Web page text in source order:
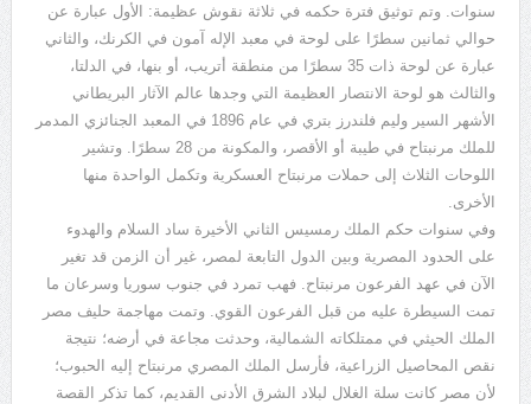
سنوات. وتم توثيق فترة حكمه في ثلاثة نقوش عظيمة: الأول عبارة عن
حوالي ثمانين سطرًا على لوحة في معبد الإله آمون في الكرنك، والثاني
عبارة عن لوحة ذات 35 سطرًا من منطقة أتريب، أو بنها، في الدلتا،
والثالث هو لوحة الانتصار العظيمة التي وجدها عالم الآثار البريطاني
الأشهر السير وليم فلندرز بتري في عام 1896 في المعبد الجنائزي المدمر
للملك مرنبتاح في طيبة أو الأقصر، والمكونة من 28 سطرًا. وتشير
اللوحات الثلاث إلى حملات مرنبتاح العسكرية وتكمل الواحدة منها
الأخرى.
وفي سنوات حكم الملك رمسيس الثاني الأخيرة ساد السلام والهدوء
على الحدود المصرية وبين الدول التابعة لمصر، غير أن الزمن قد تغير
الآن في عهد الفرعون مرنبتاح. فهب تمرد في جنوب سوريا وسرعان ما
تمت السيطرة عليه من قبل الفرعون القوي. وتمت مهاجمة حليف مصر
الملك الحيثي في ممتلكاته الشمالية، وحدثت مجاعة في أرضه؛ نتيجة
نقص المحاصيل الزراعية، فأرسل الملك المصري مرنبتاح إليه الحبوب؛
لأن مصر كانت سلة الغلال لبلاد الشرق الأدنى القديم، كما تذكر القصة